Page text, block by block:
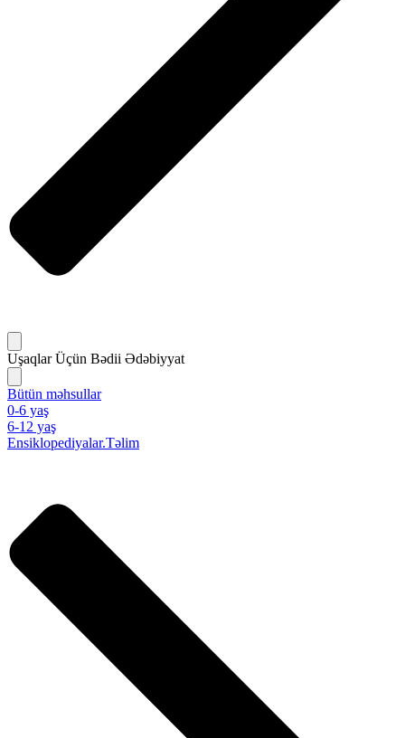
Uşaqlar Üçün Bədii Ədəbiyyat
Bütün məhsullar
0-6 yaş
6-12 yaş
Ensiklopediyalar.Təlim